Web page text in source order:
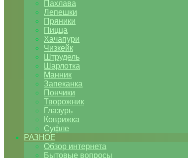
Пахлава
Лепешки
Пряники
Пицца
Хачапури
Чизкейк
Штрудель
Шарлотка
Манник
Запеканка
Пончики
Творожник
Глазурь
Коврижка
Суфле
РАЗНОЕ
Обзор интернета
Бытовые вопросы